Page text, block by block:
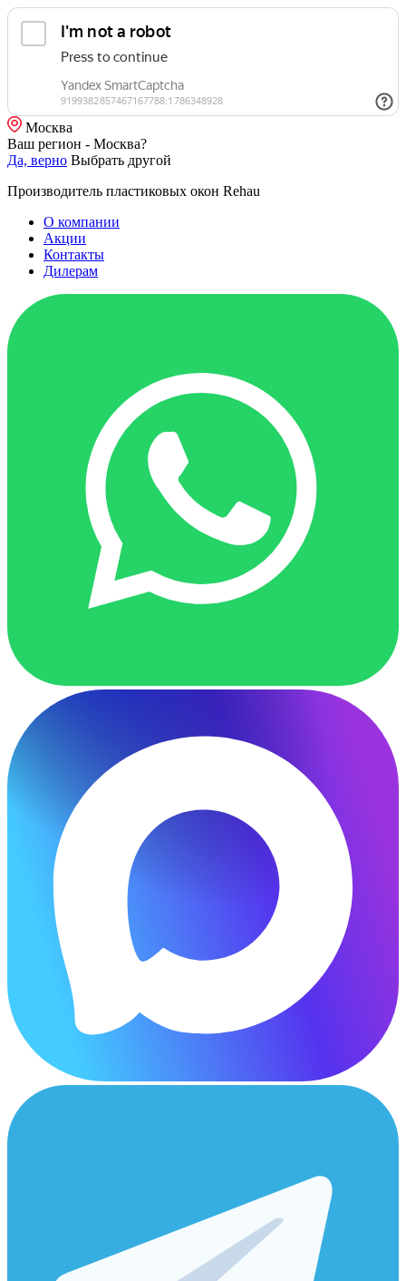
Москва
Ваш регион - Москва?
Да, верно Выбрать другой
Производитель пластиковых окон Rehau
О компании
Акции
Контакты
Дилерам